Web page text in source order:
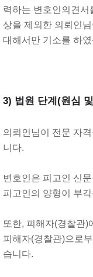
력하는 변호인의견서
상을 제외한 의뢰인
대해서만 기소를 하
3) 법원 단계(원심
의뢰인님이 전문 자
니다.
변호인은 피고인 신
피고인의 양형이 부
또한, 피해자(경찰관)
피해자(경찰관)으로
습니다.